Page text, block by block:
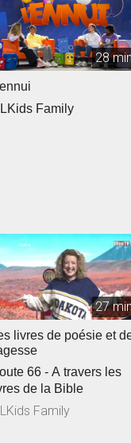
28 min
Family
27
livres de poésie et
66 - A travers les
de la Bible
Family